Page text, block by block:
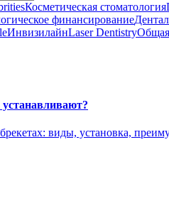
Косметическая стоматология
финансирование
ИнвизилайнLaser DentistryОбщая
устанавливают?
виды, установка,